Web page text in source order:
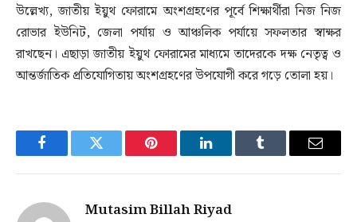
উল্লেখ্য, জাতীয় ইয়ুথ ফোরামে অংশগ্রহণের পূর্বে শিক্ষার্থীরা নিজ নিজ
রোভার ইউনিট, জেলা পর্যায় ও আঞ্চলিক পর্যায়ে সফলতার স্বাক্ষর
রাখছেন। এছাড়া জাতীয় ইয়ুথ ফোরামের মাধ্যমে তাদেরকে দক্ষ নেতৃত্ব ও
আন্তর্জাতিক প্রতিযোগিতায় অংশগ্রহণের উপযোগী করে গড়ে তোলা হয়।
FacebookTwitter Pinterest LinkedInTumblr Email
Mutasim Billah Riyad